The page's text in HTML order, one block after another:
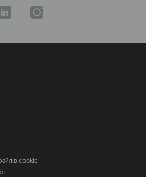
cookie